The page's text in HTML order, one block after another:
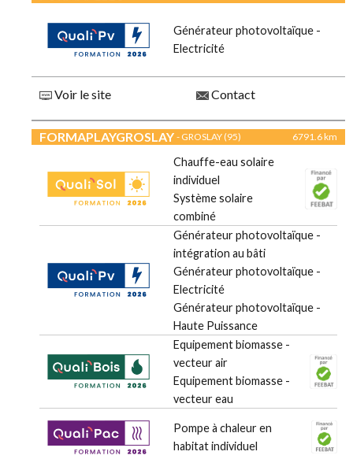
Générateur photovoltaïque -
Electricité
Voir le site Contact
FORMAPLAYGROSLAY - GROSLAY (95) 6791.6 km
Chauffe-eau solaire
individuel
Système solaire
combiné
Générateur photovoltaïque -
intégration au bâti
Générateur photovoltaïque -
Electricité
Générateur photovoltaïque -
Haute Puissance
Equipement biomasse -
vecteur air
Equipement biomasse -
vecteur eau
Pompe à chaleur en
habitat individuel